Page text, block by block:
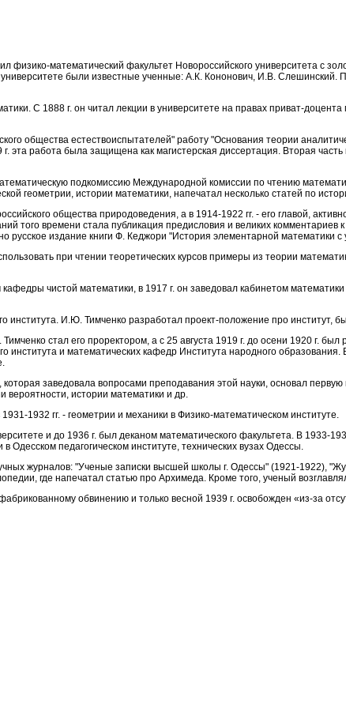
физико-математический факультет Новороссийского университета с
были известные ученные: А.К. Кононович, И.В.
С 1888 г. он читал лекции в университете на правах приват-
общества естествоиспытателей" работу "Основания теории
эта работа была защищена как магистерская диссертация. Вторая
подкомиссию Международной комиссии по чтению
геометрии, истории математики, напечатал несколько статей по
общества природоведения, а в 1914-1922 гг. - его главой,
того времени стала публикация предисловия и великих комментариев
издание книги Ф. Кеджори "История элементарной математики
при чтении теоретических курсов примеры из теории
чистой математики, в 1917 г. он заведовал кабинетом
института. И.Ю. Тимченко разработал проект-положение про институт,
стал его проректором, а с 25 августа 1919 г. до осени 1920 г.
и математических кафедр Института народного образования.
заведовала вопросами преподавания этой науки, основал
вероятности, истории математики и др.
1932 гг. - геометрии и механики в Физико-математическом институте.
и до 1936 г. был деканом математического факультета. В 1933-
педагогическом институте, технических вузах Одессы.
журналов: "Ученые записки высшей школы г. Одессы" (1921-1922),
где напечатал статью про Архимеда. Кроме того, ученый
обвинению и только весной 1939 г. освобожден «из-за